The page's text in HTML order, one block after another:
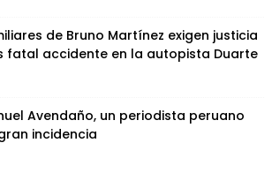
de Bruno Martínez exigen justicia
fatal accidente en la autopista Duarte
Avendaño, un periodista peruano
incidencia